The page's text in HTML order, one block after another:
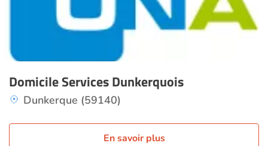
Domicile Services Dunkerquois
Dunkerque (59140)
En savoir plus